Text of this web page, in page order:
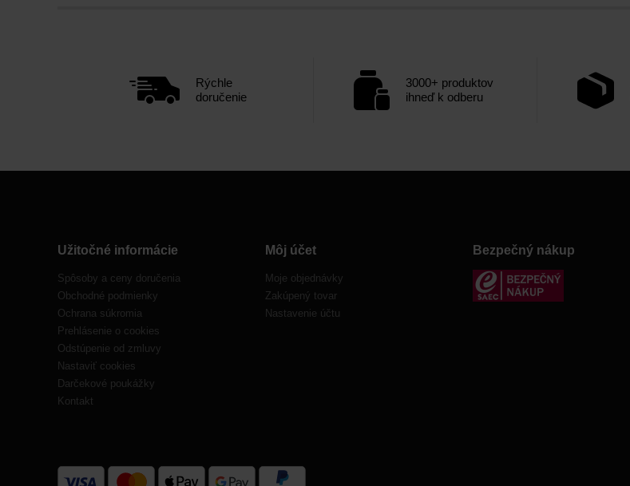
Rýchle
doručenie
3000+ produktov
ihneď k odberu
Užitočné informácie
Spôsoby a ceny doručenia
Obchodné podmienky
Ochrana súkromia
Prehlásenie o cookies
Odstúpenie od zmluvy
Nastaviť cookies
Darčekové poukážky
Kontakt
Môj účet
Moje objednávky
Zakúpený tovar
Nastavenie účtu
Bezpečný nákup